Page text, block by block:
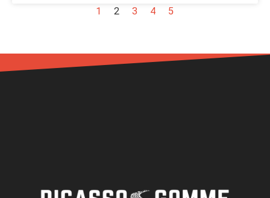
1 2 3 4 5